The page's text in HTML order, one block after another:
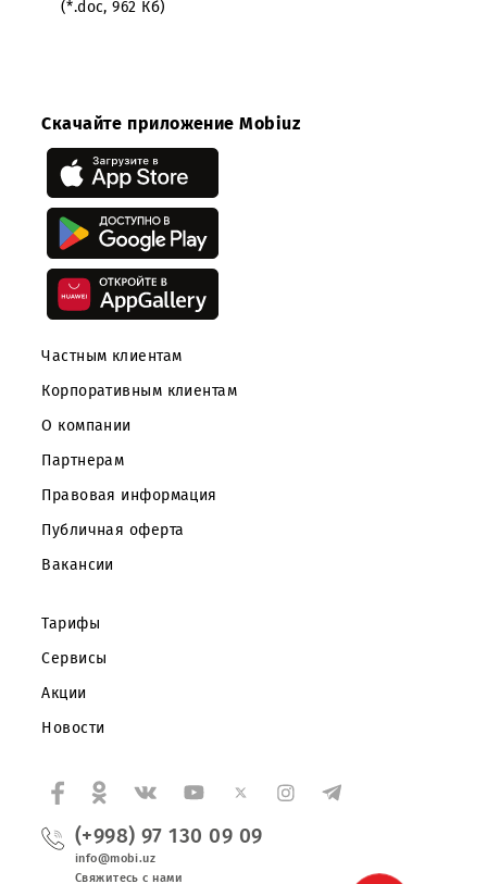
офертой Заказчика. Заказчик не несет никаких
Конкурсные документы:
Скачать
(*.doc, 962 Кб)
Скачайте приложение Mobiuz
Частным клиентам
Партнерам
Правовая информация
Вакансии
Тарифы